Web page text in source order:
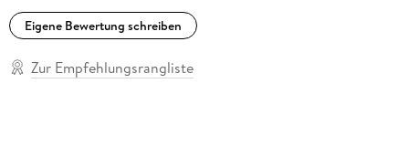
Eigene Bewertung schreiben
Zur Empfehlungsrangliste